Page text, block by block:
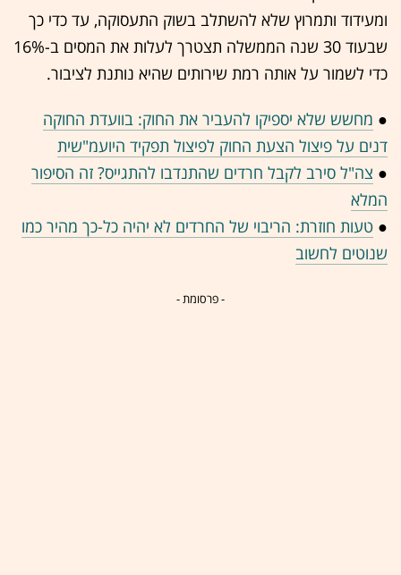
ומעידוד ותמרוץ שלא להשתלב בשוק התעסוקה, עד כדי כך
שבעוד 30 שנה הממשלה תצטרך לעלות את המסים ב-16%
כדי לשמור על אותה רמת שירותים שהיא נותנת לציבור.
● מחשש שלא יספיקו להעביר את החוק: בוועדת החוקה
דנים על פיצול הצעת החוק לפיצול תפקיד היועמ"שית
● צה"ל סירב לקבל חרדים שהתנדבו להתגייס? זה הסיפור
המלא
● טעות חוזרת: הריבוי של החרדים לא יהיה כל-כך מהיר כמו
שנוטים לחשוב
- פרסומת -